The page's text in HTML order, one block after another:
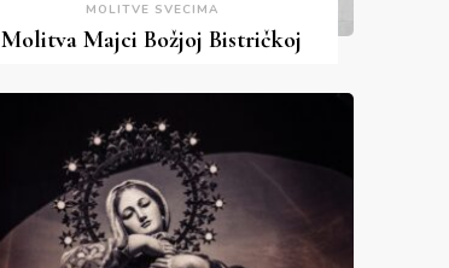
MOLITVE SVECIMA
Molitva Majci Božjoj Bistričkoj